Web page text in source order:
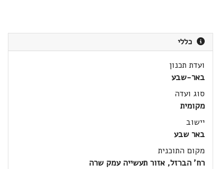
כללי
ועדת תכנון
באר-שבע
סוג ועדה
מקומית
יישוב
באר שבע
מקום התוכנית
רח' הברזל, אזור תעשייה עמק שרה